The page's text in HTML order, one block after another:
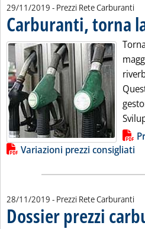
29/11/2019 - Prezzi Rete Carburanti
Carburanti, torna
Lista allegati PDF alla
Variazioni prezzi consigliati
28/11/2019 - Prezzi Rete Carburanti
Dossier prezzi